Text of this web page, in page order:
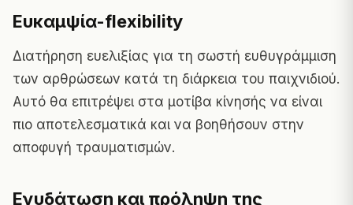
Ευκαμψία-flexibility
Διατήρηση ευελιξίας για τη σωστή ευθυγράμμιση
των αρθρώσεων κατά τη διάρκεια του παιχνιδιού.
Αυτό θα επιτρέψει στα μοτίβα κίνησής να είναι
πιο αποτελεσματικά και να βοηθήσουν στην
αποφυγή τραυματισμών.
Ενυδάτωση και πρόληψη της